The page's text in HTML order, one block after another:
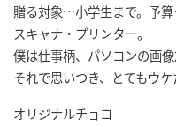
贈る対象…小学生まで。予
スキャナ・プリンター。
僕は仕事柄、パソコンの画
それで思いつき、とてもウケ
オリジナルチョコ